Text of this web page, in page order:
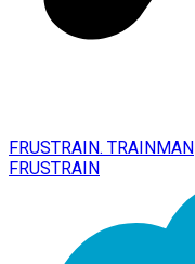
FRUSTRAIN. TRAINMAN
FRUSTRAIN